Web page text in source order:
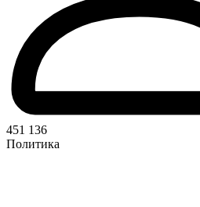
451 136
Политика